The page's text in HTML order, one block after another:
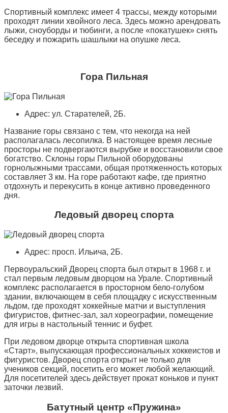
Спортивный комплекс имеет 4 трассы, между которыми
проходят линии хвойного леса. Здесь можно арендовать
лыжи, сноуборды и тюбинги, а после «покатушек» снять
беседку и пожарить шашлыки на опушке леса.
Гора Пильная
Адрес: ул. Старателей, 2Б.
Название горы связано с тем, что некогда на ней
располагалась лесопилка. В настоящее время лесные
просторы не подвергаются вырубке и восстановили свое
богатство. Склоны горы Пильной оборудованы
горнолыжными трассами, общая протяженность которых
составляет 3 км. На горе работают кафе, где приятно
отдохнуть и перекусить в конце активно проведенного
дня.
Ледовый дворец спорта
Адрес: просп. Ильича, 2Б.
Первоуральский Дворец спорта был открыт в 1968 г. и
стал первым ледовым дворцом на Урале. Спортивный
комплекс располагается в просторном бело-голубом
здании, включающем в себя площадку с искусственным
льдом, где проходят хоккейные матчи и выступления
фигуристов, фитнес-зал, зал хореографии, помещение
для игры в настольный теннис и буфет.
При ледовом дворце открыта спортивная школа
«Старт», выпускающая профессиональных хоккеистов и
фигуристов. Дворец спорта открыт не только для
учеников секций, посетить его может любой желающий.
Для посетителей здесь действует прокат коньков и пункт
заточки лезвий.
Батутный центр «Пружина»